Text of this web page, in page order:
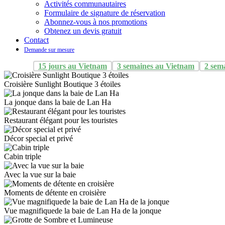
Activités communautaires
Formulaire de signature de réservation
Abonnez-vous à nos promotions
Obtenez un devis gratuit
Contact
Demande sur mesure
15 jours au Vietnam 3 semaines au Vietnam 2
Croisière Sunlight Boutique 3 étoiles
La jonque dans la baie de Lan Ha
Restaurant élégant pour les touristes
Décor special et privé
Cabin triple
Avec la vue sur la baie
Moments de détente en croisière
Vue magnifiquede la baie de Lan Ha de la jonque